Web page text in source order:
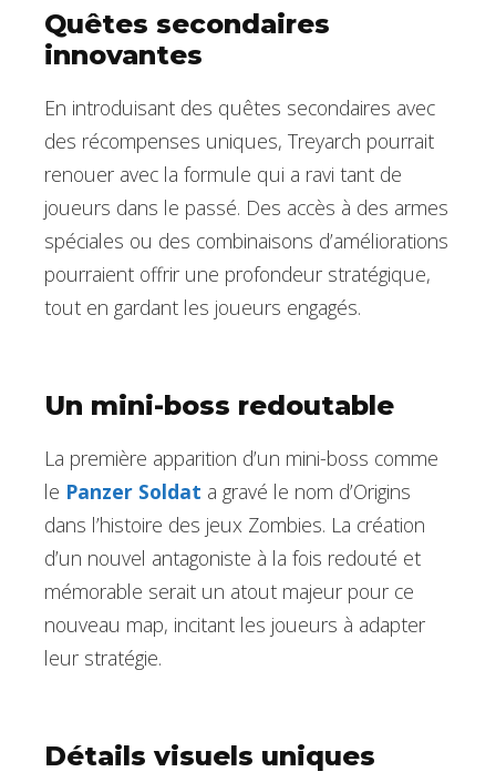
Quêtes secondaires
innovantes
En introduisant des quêtes secondaires avec
des récompenses uniques, Treyarch pourrait
renouer avec la formule qui a ravi tant de
joueurs dans le passé. Des accès à des armes
spéciales ou des combinaisons d’améliorations
pourraient offrir une profondeur stratégique,
tout en gardant les joueurs engagés.
Un mini-boss redoutable
La première apparition d’un mini-boss comme
le Panzer Soldat a gravé le nom d’Origins
dans l’histoire des jeux Zombies. La création
d’un nouvel antagoniste à la fois redouté et
mémorable serait un atout majeur pour ce
nouveau map, incitant les joueurs à adapter
leur stratégie.
Détails visuels uniques